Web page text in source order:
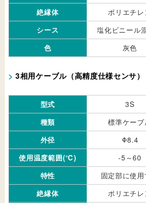
絶縁体
ポリエチレ
シース
塩化ビニール
色
灰色
3相用ケーブル（高精度仕様センサ）
型式
3S
種類
標準ケーブ
外径
Φ8.4
使用温度範囲(℃)
-5～60
特性
固定部に使用
絶縁体
ポリエチレ